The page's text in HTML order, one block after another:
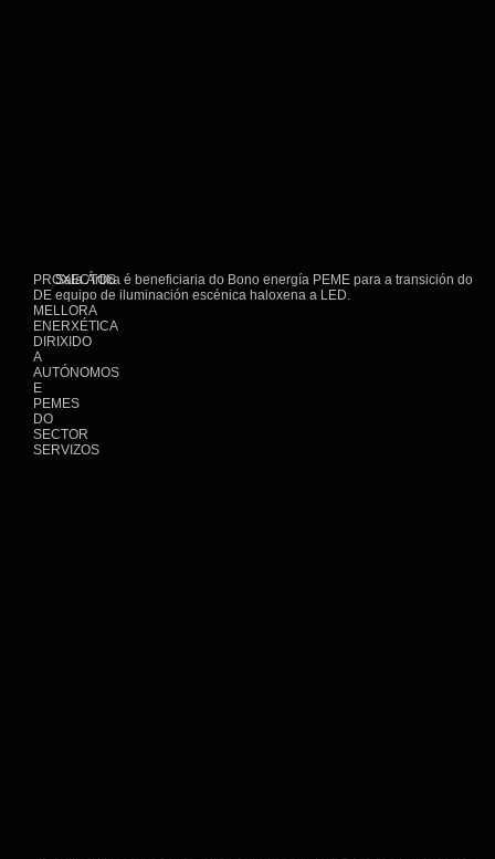
PROXECTOS
DE
MELLORA
ENERXÉTICA
DIRIXIDO
A
AUTÓNOMOS
E
PEMES
DO
SECTOR
SERVIZOS
Sala Ártika é beneficiaria do Bono energía PEME para a transición do
equipo de iluminación escénica haloxena a LED.